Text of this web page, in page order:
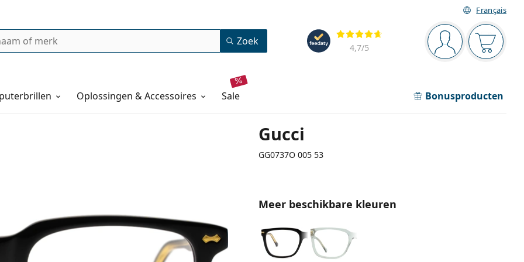
Français
Navigatie
Je bent ingelogd
Jouw
Beoordelingen
4,7/5
Zoek
Oplossingen & Accessoires sale Bonusproducten
Gucci
GG0737O 005 53
Meer beschikbare kleuren